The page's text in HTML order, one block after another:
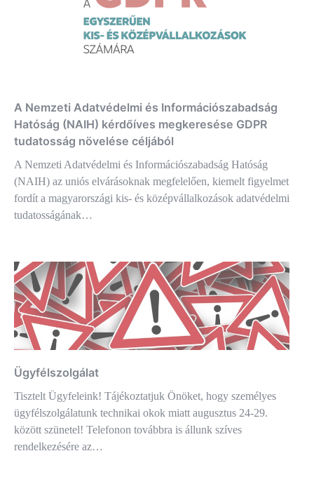
A Nemzeti Adatvédelmi és Információszabadság
Hatóság (NAIH) kérdőíves megkeresése GDPR
tudatosság növelése céljából
A Nemzeti Adatvédelmi és Információszabadság Hatóság
(NAIH) az uniós elvárásoknak megfelelően, kiemelt figyelmet
fordít a magyarországi kis- és középvállalkozások adatvédelmi
tudatosságának…
Ügyfélszolgálat
Tisztelt Ügyfeleink! Tájékoztatjuk Önöket, hogy személyes
ügyfélszolgálatunk technikai okok miatt augusztus 24-29.
között szünetel! Telefonon továbbra is állunk szíves
rendelkezésére az…